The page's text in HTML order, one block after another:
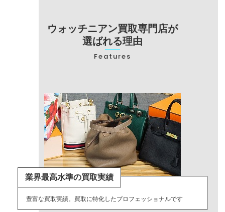
ウォッチニアン買取専門店が
選ばれる理由
Features
業界最高水準の買取実績
豊富な買取実績。買取に特化したプロフェッショナルです